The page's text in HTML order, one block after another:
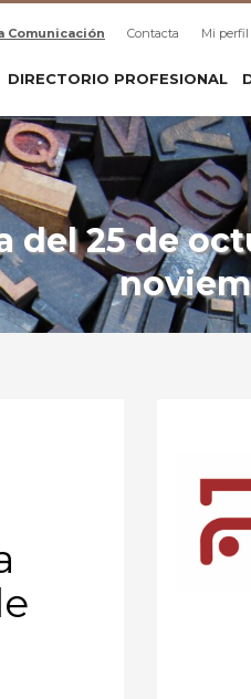
Comunicación Contacta Mi perfil
DIRECTORIO PROFESIONAL
del 25 de